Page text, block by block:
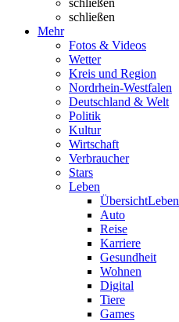
schließen
schließen
Mehr
Fotos & Videos
Wetter
Kreis und Region
Nordrhein-Westfalen
Deutschland & Welt
Politik
Kultur
Wirtschaft
Verbraucher
Stars
Leben
ÜbersichtLeben
Auto
Reise
Karriere
Gesundheit
Wohnen
Digital
Tiere
Games